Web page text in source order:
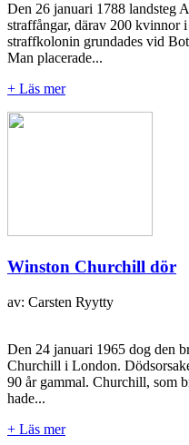
Den 26 januari 1788 landsteg
straffångar, därav 200 kvinnor
straffkolonin grundades vid
Man placerade...
+ Läs mer
Winston Churchill dör
av: Carsten Ryytty
Den 24 januari 1965 dog den
Churchill i London.
90 år gammal. Churchill, som
hade...
+ Läs mer